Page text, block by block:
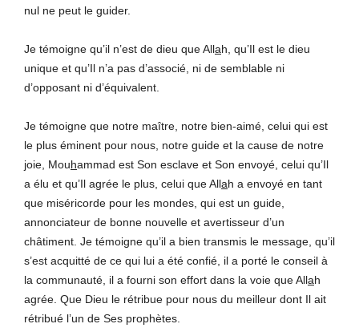
nul ne peut le guider.
Je témoigne qu’il n’est de dieu que Allah, qu’Il est le dieu
unique et qu’Il n’a pas d’associé, ni de semblable ni
d’opposant ni d’équivalent.
Je témoigne que notre maître, notre bien-aimé, celui qui est
le plus éminent pour nous, notre guide et la cause de notre
joie, Mouhammad est Son esclave et Son envoyé, celui qu’Il
a élu et qu’Il agrée le plus, celui que Allah a envoyé en tant
que miséricorde pour les mondes, qui est un guide,
annonciateur de bonne nouvelle et avertisseur d’un
châtiment. Je témoigne qu’il a bien transmis le message, qu’il
s’est acquitté de ce qui lui a été confié, il a porté le conseil à
la communauté, il a fourni son effort dans la voie que Allah
agrée. Que Dieu le rétribue pour nous du meilleur dont Il ait
rétribué l’un de Ses prophètes.